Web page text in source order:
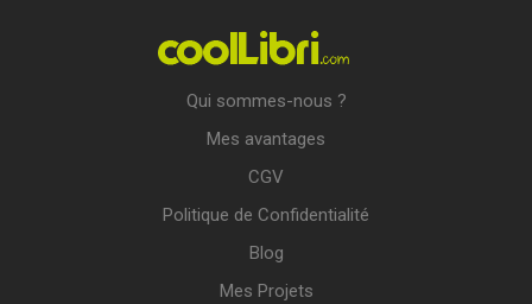
Qui sommes-nous ?
Mes avantages
CGV
Politique de Confidentialité
Blog
Mes Projets